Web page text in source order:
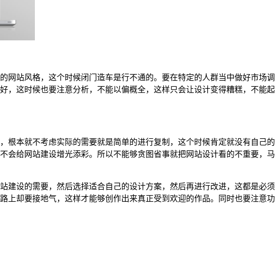
网站风格，这个时候闭门造车是行不通的。要在特定的人群当中做好市场
，这时候也要注意分析，不能以偏概全，这样只会让设计变得糟糕，不能
根本就不考虑实际的需要就是简单的进行复制，这个时候肯定就没有自己
会给网站建设增光添彩。所以不能够贪图省事就把网站设计看的不重要，
建设的需要，然后选择适合自己的设计方案，然后再进行改进，这都是必
上却要接地气，这样才能够创作出来真正受到欢迎的作品。同时也要注意